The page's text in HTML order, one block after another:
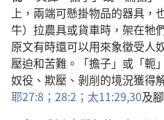
上 ， 兩端可懸掛物品的器具 ，
牛） 拉農具或貨車時 ， 架在牠
原文有時還可以用來象徵受人
壓迫和苦難 。「擔子」 或 「軛」
奴役 、 欺壓 、 剝削的境況獲得
耶27:8； 28:2； 太11:29,30及